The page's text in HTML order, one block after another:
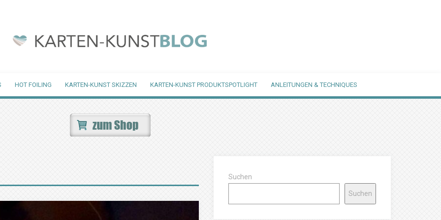
HOT FOILING KARTEN-KUNST SKIZZEN KARTEN-KUNST PRODUKTSPOTLIGHT ANLEITUNGEN & TECHNIQUES
Suchen
Suchen